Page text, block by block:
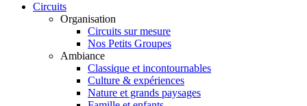
Circuits
Organisation
Circuits sur mesure
Nos Petits Groupes
Ambiance
Classique et incontournables
Culture & expériences
Nature et grands paysages